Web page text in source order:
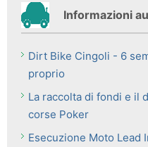
Informazioni
Dirt Bike Cingoli - 6
proprio
La raccolta di fondi e il
corse Poker
Esecuzione Moto Lead